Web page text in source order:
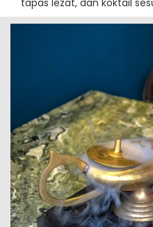
tapas lezat, dan koktail